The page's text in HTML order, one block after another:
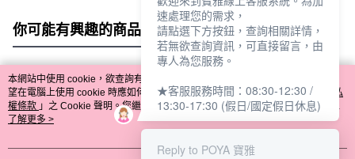
你可能有興趣的商品 全站排行
熱門標籤
本網站中使用 cookie，欲查詢有關本網站使用 cookie 方式之詳情，及若您不希
望在電腦上使用 cookie 時應如何變更電腦的 cookie 設定，請參閱本網站「
隱私
權條款 」之 Cookie 聲明。您繼續使用本網站即表示您同意本公司得按本網站使
用條款之 Cookie 聲明使用 cookie。
了解更多 >
速處理您的需求，
請點選下方按鈕，查詢相關詳情，
若無欲查詢資訊，可直接留言，由
專人為您服務。
★客服服務時間：08:30-12:30 /
13:30-17:30 (假日/國定假日休息)
Reply to POYA 寶雅